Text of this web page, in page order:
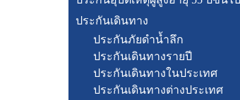
ประกันเดินทาง
ประกันภัยดำน้ำลึก
ประกันเดินทางรายปี
ประกันเดินทางในประเทศ
ประกันเดินทางต่างประเทศ